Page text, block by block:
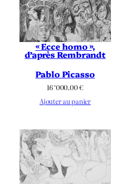
« Ecce homo »,
d’après Rembrandt
Pablo Picasso
16 ‘000.00€
Ajouter au panier